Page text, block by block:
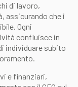
di lavoro,
assicurando che i
Ogni
confluisce in
individuare subito
e finanziari,